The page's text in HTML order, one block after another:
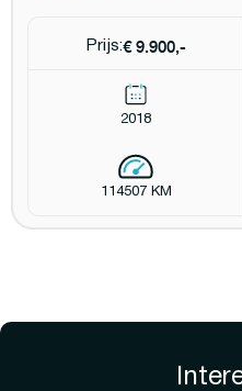
Prijs:€ 9.900,-
2018
114507 KM